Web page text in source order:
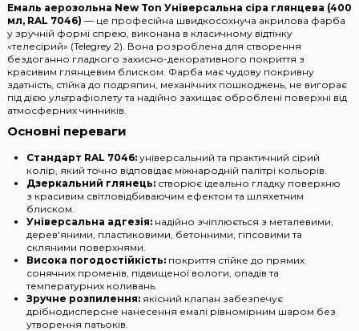
Емаль аерозольна New Ton Універсальна сіра глянцева (400
мл, RAL 7046) — це професійна швидкосохнуча акрилова фарба
у зручній формі спрею, виконана в класичному відтінку
«телесірий» (Telegrey 2). Вона розроблена для створення
бездоганно гладкого захисно-декоративного покриття з
красивим глянцевим блиском. Фарба має чудову покривну
здатність, стійка до подряпин, механічних пошкоджень, не вигорає
під дією ультрафіолету та надійно захищає оброблені поверхні від
атмосферних чинників.
Основні переваги
Стандарт RAL 7046: універсальний та практичний сірий
колір, який точно відповідає міжнародній палітрі кольорів.
Дзеркальний глянець: створює ідеально гладку поверхню
з красивим світловідбиваючим ефектом та шляхетним
блиском.
Універсальна адгезія: надійно зчіплюється з металевими,
дерев'яними, пластиковими, бетонними, гіпсовими та
скляними поверхнями.
Висока погодостійкість: покриття стійке до прямих
сонячних променів, підвищеної вологи, опадів та
температурних коливань.
Зручне розпилення: якісний клапан забезпечує
дрібнодисперсне нанесення емалі рівномірним шаром без
утворення патьоків.